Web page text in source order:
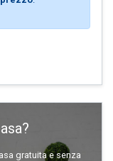
gratuita e senza